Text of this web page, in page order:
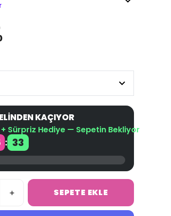
KAÇIYOR
+ Sürpriz Hediye — Sepetin Bekliyor
: 33
SEPETE EKLE